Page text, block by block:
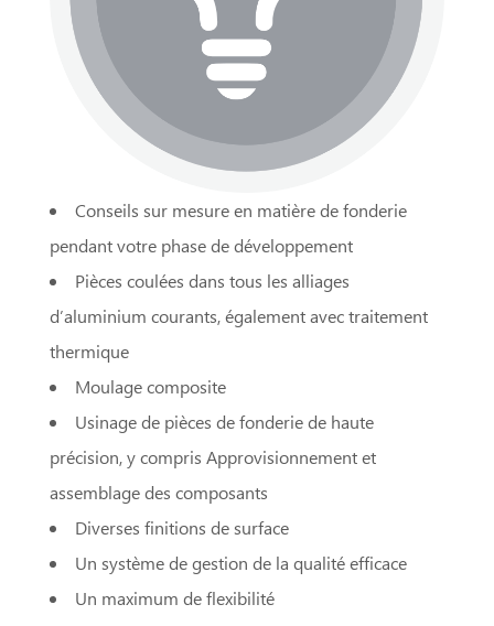
Conseils sur mesure en matière de fonderie
pendant votre phase de développement
Pièces coulées dans tous les alliages
d’aluminium courants, également avec traitement
thermique
Moulage composite
Usinage de pièces de fonderie de haute
précision, y compris Approvisionnement et
assemblage des composants
Diverses finitions de surface
Un système de gestion de la qualité efficace
Un maximum de flexibilité